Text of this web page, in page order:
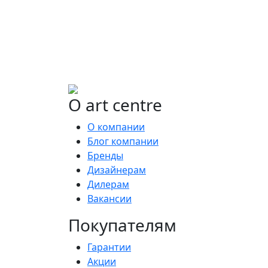
О art centre
О компании
Блог компании
Бренды
Дизайнерам
Дилерам
Вакансии
Покупателям
Гарантии
Акции